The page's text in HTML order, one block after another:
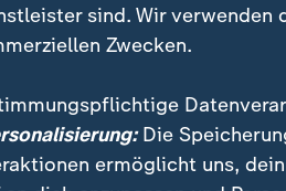
sind. Wir verwenden
Zwecken.
Die
ermöglicht uns,